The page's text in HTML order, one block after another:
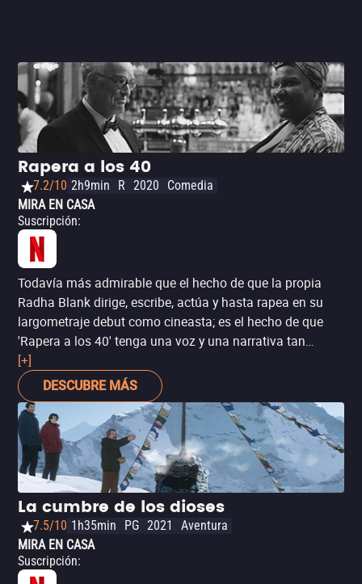
Rapera a los 40
7.2/10 2h9min R 2020
Comedia
MIRA EN CASA
Suscripción:
Todavía más admirable que el hecho de que la propia
Radha Blank dirige, escribe, actúa y hasta rapea en su
largometraje debut como cineasta; es el hecho de que
'Rapera a los 40' tenga una voz y una narrativa tan
enfocadas, decididas, originales y relevantes. Seguro, ha
merecido comparaciones por sus similitudes estilísticas
con el debut de Spike Lee, 'She's Gotta Have It', pero el
largometraje de Banks tiene el valor de la perspectiva
semi-autobiográfica, sobre sus experiencias como
dramaturga, actriz, rapera y, ante todo, mujer
afroamericana en un entorno creativo dominado por las
perspectivas, decisiones –y billeteras– de hombres
blancos. Es una película temáticamente oportuna pero
que, a pesar de ello y todavía más admirablemente,
maneja las anteriores cuestiones con tanto tacto como
humor.
[+]
DESCUBRE MÁS
La cumbre de los dioses
7.5/10 1h35min PG 2021
Aventura
MIRA EN CASA
Suscripción: